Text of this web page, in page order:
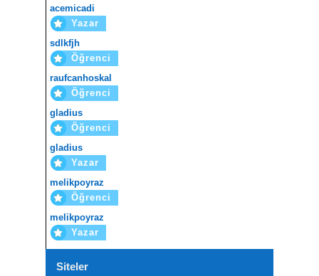
acemicadi
Yazar
sdlkfjh
Öğrenci
raufcanhoskal
Öğrenci
gladius
Öğrenci
gladius
Yazar
melikpoyraz
Öğrenci
melikpoyraz
Yazar
Siteler